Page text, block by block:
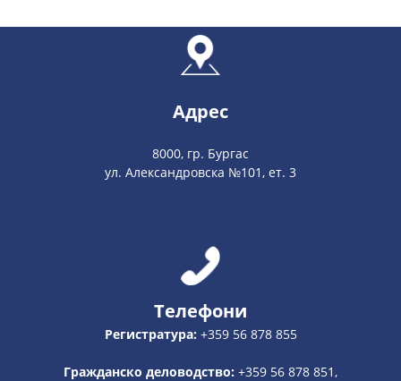
Адрес
8000, гр. Бургас
ул. Александровска №101, ет. 3
Телефони
Регистратура: +359 56 878 855
Гражданско деловодство: +359 56 878 851,